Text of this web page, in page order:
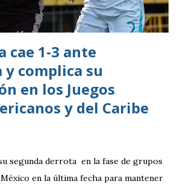
cae 1-3 ante
y complica su
en los Juegos
y del Caribe
segunda derrota en la fase de grupos
en la última fecha para mantener